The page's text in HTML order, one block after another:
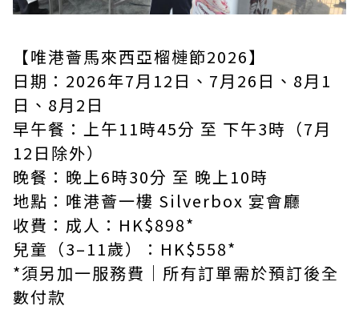
【唯港薈馬來西亞榴槤節2026】
日期：2026年7月12日、7月26日、8月1
日、8月2日
早午餐：上午11時45分 至 下午3時（7月
12日除外）
晚餐：晚上6時30分 至 晚上10時
地點：唯港薈一樓 Silverbox 宴會廳
收費：成人：HK$898*
兒童（3–11歲）：HK$558*
*須另加一服務費｜所有訂單需於預訂後全
數付款